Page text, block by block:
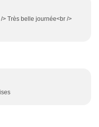
> Très belle journée<br />